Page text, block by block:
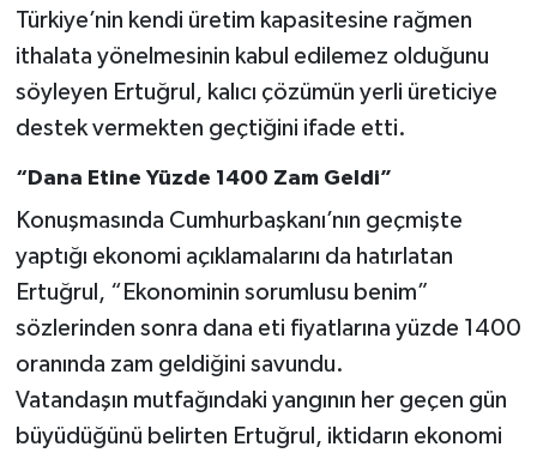
Türkiye’nin kendi üretim kapasitesine rağmen
ithalata yönelmesinin kabul edilemez olduğunu
söyleyen Ertuğrul, kalıcı çözümün yerli üreticiye
destek vermekten geçtiğini ifade etti.
“Dana Etine Yüzde 1400 Zam Geldi”
Konuşmasında Cumhurbaşkanı’nın geçmişte
yaptığı ekonomi açıklamalarını da hatırlatan
Ertuğrul, “Ekonominin sorumlusu benim”
sözlerinden sonra dana eti fiyatlarına yüzde 1400
oranında zam geldiğini savundu.
Vatandaşın mutfağındaki yangının her geçen gün
büyüdüğünü belirten Ertuğrul, iktidarın ekonomi